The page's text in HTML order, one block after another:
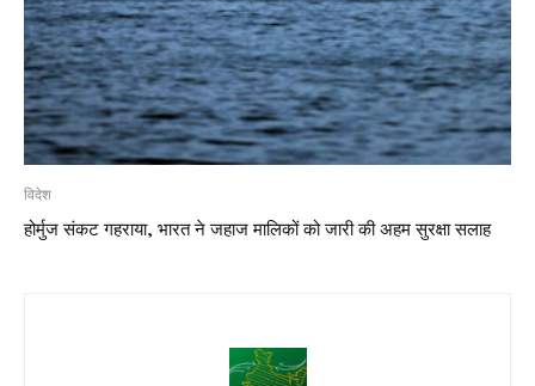
विदेश
होर्मुज संकट गहराया, भारत ने जहाज मालिकों को जारी की अहम सुरक्षा सलाह